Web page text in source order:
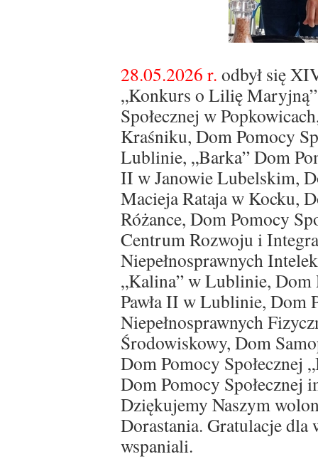
28.05.2026 r. odbył się
„Konkurs o Lilię
Społecznej w
Kraśniku, Dom Pomocy
Lublinie, „Barka” Dom
II w Janowie Lubelskim,
Macieja Rataja w Kocku,
Różance, Dom Pomocy
Centrum Rozwoju i
Niepełnosprawnych
„Kalina” w Lublinie, Dom
Pawła II w Lublinie, Dom
Niepełnosprawnych
Środowiskowy, Dom
Dom Pomocy Społecznej
Dom Pomocy Społecznej
Dziękujemy Naszym
Dorastania. Gratulacje dla
wspaniali.